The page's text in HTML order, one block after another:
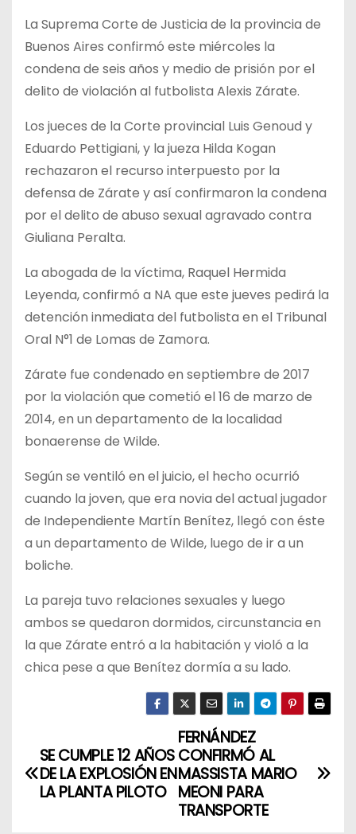
La Suprema Corte de Justicia de la provincia de
Buenos Aires confirmó este miércoles la
condena de seis años y medio de prisión por el
delito de violación al futbolista Alexis Zárate.
Los jueces de la Corte provincial Luis Genoud y
Eduardo Pettigiani, y la jueza Hilda Kogan
rechazaron el recurso interpuesto por la
defensa de Zárate y así confirmaron la condena
por el delito de abuso sexual agravado contra
Giuliana Peralta.
La abogada de la víctima, Raquel Hermida
Leyenda, confirmó a NA que este jueves pedirá la
detención inmediata del futbolista en el Tribunal
Oral N°1 de Lomas de Zamora.
Zárate fue condenado en septiembre de 2017
por la violación que cometió el 16 de marzo de
2014, en un departamento de la localidad
bonaerense de Wilde.
Según se ventiló en el juicio, el hecho ocurrió
cuando la joven, que era novia del actual jugador
de Independiente Martín Benítez, llegó con éste
a un departamento de Wilde, luego de ir a un
boliche.
La pareja tuvo relaciones sexuales y luego
ambos se quedaron dormidos, circunstancia en
la que Zárate entró a la habitación y violó a la
chica pese a que Benítez dormía a su lado.
N
a
FERNÁNDEZ
CONFIRMÓ AL
MASSISTA MARIO
MEONI PARA
TRANSPORTE
SE CUMPLE 12 AÑOS
DE LA EXPLOSIÓN EN
LA PLANTA PILOTO